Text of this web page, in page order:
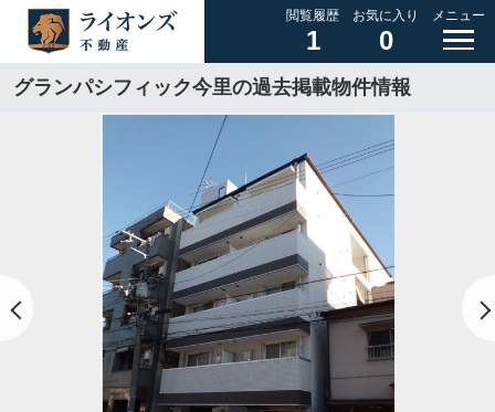
閲覧履歴
1
お気に入り
0
メニュー
グランパシフィック今里の過去掲載物件情報